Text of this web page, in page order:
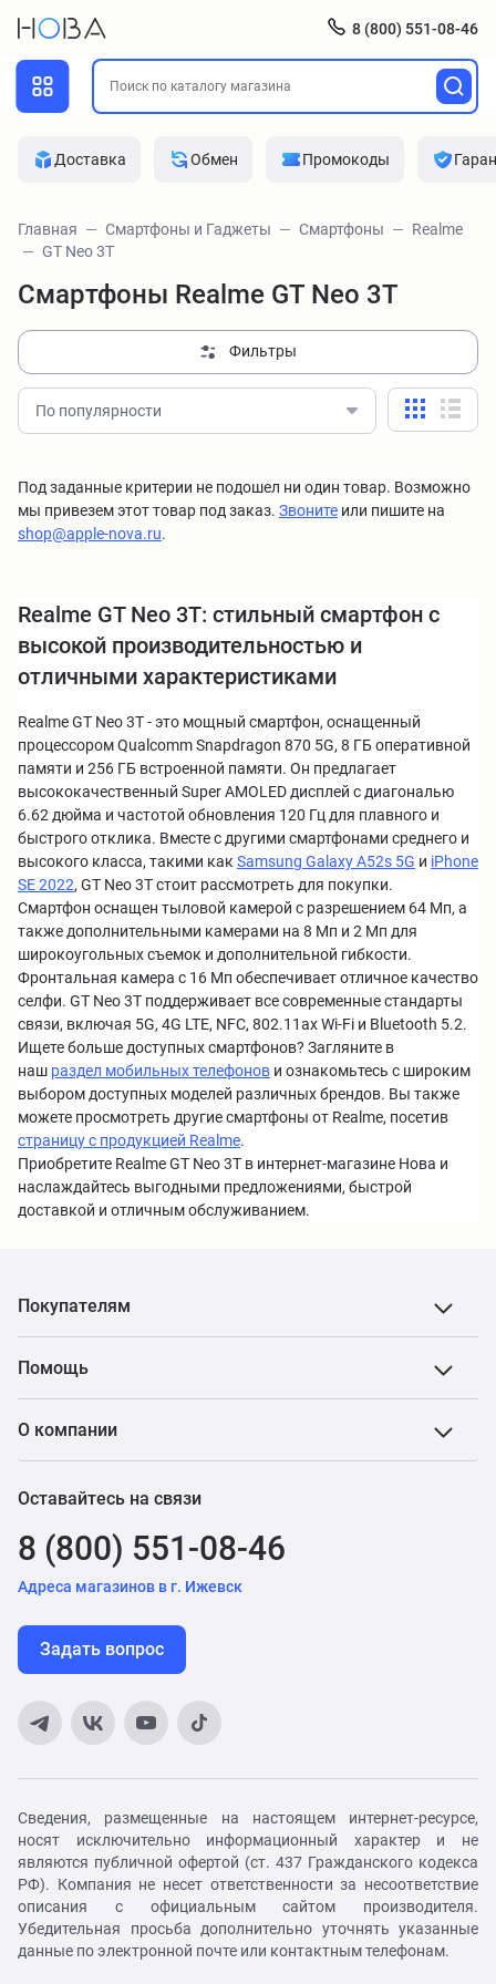
8 (800) 551-08-46
Доставка Обмен Промокоды
Главная Смартфоны и Гаджеты Смартфоны
Realme
GT Neo 3T
Смартфоны Realme GT Neo 3T
Фильтры
По популярности
Под заданные критерии не подошел ни один товар. Возможно
мы привезем этот товар под заказ. Звоните или пишите на
shop@apple-nova.ru.
Realme GT Neo 3T: стильный смартфон с
высокой производительностью и
отличными характеристиками
Realme GT Neo 3T - это мощный смартфон, оснащенный
процессором Qualcomm Snapdragon 870 5G, 8 ГБ оперативной
памяти и 256 ГБ встроенной памяти. Он предлагает
высококачественный Super AMOLED дисплей с диагональю
6.62 дюйма и частотой обновления 120 Гц для плавного и
быстрого отклика. Вместе с другими смартфонами среднего и
высокого класса, такими как Samsung Galaxy A52s 5G и iPhone
SE 2022, GT Neo 3T стоит рассмотреть для покупки.
Смартфон оснащен тыловой камерой с разрешением 64 Мп, а
также дополнительными камерами на 8 Мп и 2 Мп для
широкоугольных съемок и дополнительной гибкости.
Фронтальная камера с 16 Мп обеспечивает отличное качество
селфи. GT Neo 3T поддерживает все современные стандарты
связи, включая 5G, 4G LTE, NFC, 802.11ax Wi-Fi и Bluetooth 5.2.
Ищете больше доступных смартфонов? Загляните в
наш раздел мобильных телефонов и ознакомьтесь с широким
выбором доступных моделей различных брендов. Вы также
можете просмотреть другие смартфоны от Realme, посетив
страницу с продукцией Realme.
Приобретите Realme GT Neo 3T в интернет-магазине Нова и
наслаждайтесь выгодными предложениями, быстрой
доставкой и отличным обслуживанием.
Покупателям
Помощь
О компании
Оставайтесь на связи
8 (800) 551-08-46
Адреса магазинов в г. Ижевск
Задать вопрос
Сведения, размещенные на настоящем интернет-ресурсе,
носят исключительно информационный характер и не
являются публичной офертой (ст. 437 Гражданского кодекса
РФ). Компания не несет ответственности за несоответствие
описания с официальным сайтом производителя.
Убедительная просьба дополнительно уточнять указанные
данные по электронной почте или контактным телефонам.